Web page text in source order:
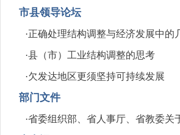
市县领导论坛
·正确处理结构调整与经济发展中的
·县（市）工业结构调整的思考
·欠发达地区更须坚持可持续发展
部门文件
·省委组织部、省人事厅、省教委关